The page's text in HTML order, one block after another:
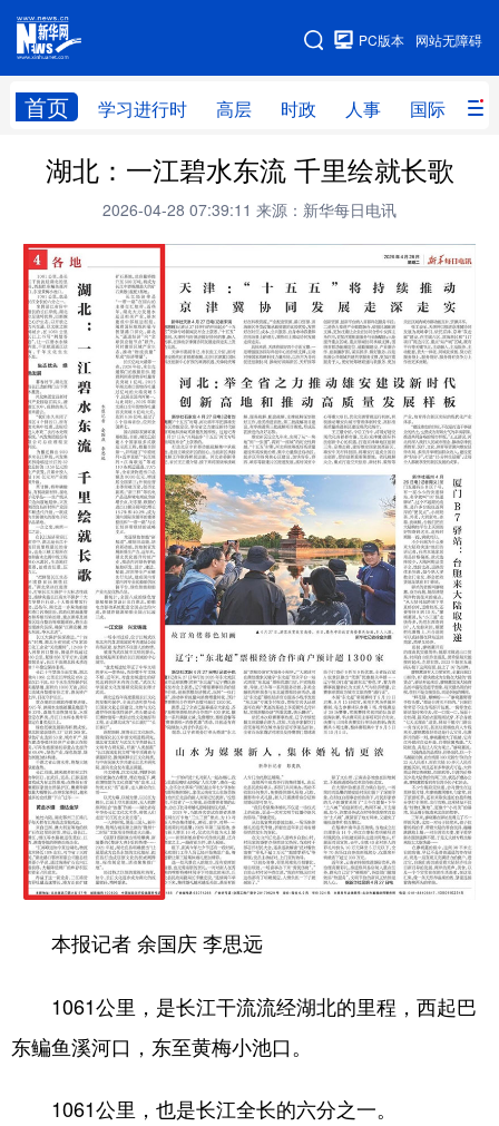
网站无障碍
PC版本
首页 学习进行时 高层 时政 人事 国际 财
网站地图
学习进行时 高层 时政 人事
财经 网评
台湾 思客智库 全球连线 教育
科技 科创 量子 体育
文化 书画 健康 军事
访谈 视频 图片 政务
法律 中央文件 金融 汽车
食品 人居 信息化 数字经济
学术中国 乡村振兴 银龄 溯源中国
城市 旅游 能源 会展
彩票 娱乐 时尚 悦读
公益 一带一路 亚太网 上市公司
文化产业
地方频道
北京 天津 河北 山西
浙江 安徽
山东 河南 湖北 湖南
广东 广西 海南
四川 贵州 云南
湖北：一江碧水东流 千里绘就长歌
2026-04-28 07:39:11 来源：新华每日电讯
本报记者 余国庆 李思远
1061公里，是长江干流流经湖北的里程，西起巴
东鳊鱼溪河口，东至黄梅小池口。
1061公里，也是长江全长的六分之一。